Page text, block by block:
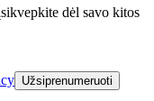
dėl savo kitos
Užsiprenumeruoti